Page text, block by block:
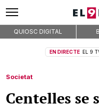
QUIOSC DIGITAL
EN DIRECTE EL 9
Societat
Centelles se